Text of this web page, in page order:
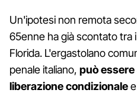
Un'ipotesi non remota
65enne ha già scontato tra
Florida. L'ergastolano
penale italiano, può
liberazione condizionale